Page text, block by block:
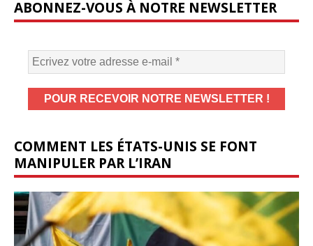
ABONNEZ-VOUS À NOTRE NEWSLETTER
COMMENT LES ÉTATS-UNIS SE FONT
MANIPULER PAR L’IRAN